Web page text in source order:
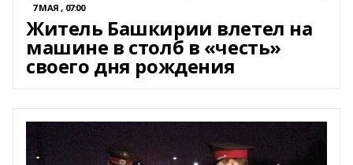
7 МАЯ , 07:00
Житель Башкирии влетел на
машине в столб в «честь»
своего дня рождения